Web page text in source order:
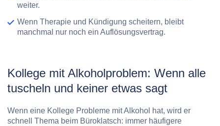
weiter.
Wenn Therapie und Kündigung scheitern, bleibt
manchmal nur noch ein Auflösungsvertrag.
Kollege mit Alkoholproblem: Wenn alle
tuscheln und keiner etwas sagt
Wenn eine Kollege Probleme mit Alkohol hat, wird er
schnell Thema beim Büroklatsch: immer häufigere